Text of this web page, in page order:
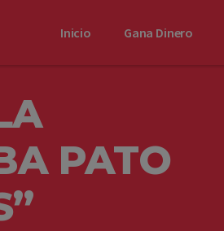
Inicio Gana Dinero
PATO